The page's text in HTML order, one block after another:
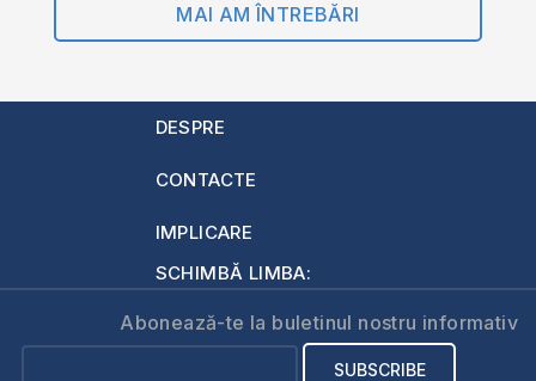
MAI AM ÎNTREBĂRI
DESPRE
CONTACTE
IMPLICARE
SCHIMBĂ LIMBA:
Abonează-te la buletinul nostru informativ